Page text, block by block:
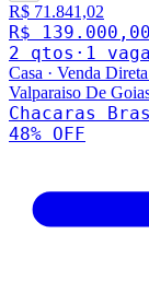
R$ 71.841,02
R$ 139.000,00
2 qtos · 1 vaga
Casa · Venda
Valparaiso De
Chacaras
48% OFF